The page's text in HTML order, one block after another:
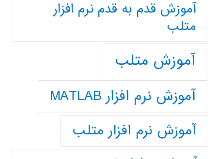
آموزش قدم به قدم نرم افزار
متلب
آموزش متلب
آموزش نرم افزار MATLAB
آموزش نرم افزار متلب